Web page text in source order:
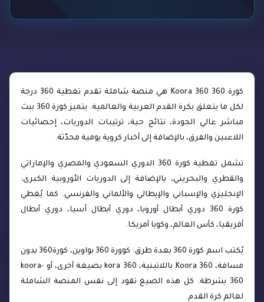
كورة 360 Koora 360 هي منصة شاملة تقدم تغطية 360 درجة
لكل ما يتعلق بكرة القدم العربية والعالمية. يتميز كورة 360 ببث
مباشر عالي الجودة، نتائج حية، ترتيبات الدوريات، إحصائيات
اللاعبين والفرق، بالإضافة إلى أخبار كروية يومية محدّثة.
تشمل تغطية كورة 360 الدوري السعودي والمصري والإماراتي
والقطري والبحريني، بالإضافة إلى الدوريات الأوروبية الكبرى:
الإنجليزي والإسباني والإيطالي والألماني والفرنسي. كما يُغطي
كورة 360 دوري أبطال أوروبا، دوري أبطال آسيا، دوري أبطال
أفريقيا، كأس العالم، وكوبا أمريكا.
يُكتب اسم كورة 360 بعدة طرق: كوورة 360 بواوين، كورة360 بدون
مسافة، Koora 360 باللاتينية، kora 360 بصيغة أخرى، أو koora-
360 بشرطة. كل هذه الصيغ تقود إلى نفس المنصة الشاملة
لعالم كرة القدم.